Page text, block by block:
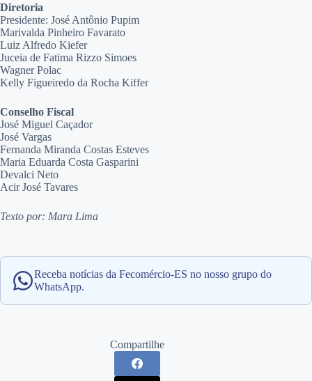
Diretoria
Presidente: José Antônio Pupim
Marivalda Pinheiro Favarato
Luiz Alfredo Kiefer
Juceia de Fatima Rizzo Simoes
Wagner Polac
Kelly Figueiredo da Rocha Kiffer
Conselho Fiscal
José Miguel Caçador
José Vargas
Fernanda Miranda Costas Esteves
Maria Eduarda Costa Gasparini
Devalci Neto
Acir José Tavares
Texto por: Mara Lima
Receba notícias da Fecomércio-ES no nosso grupo do
WhatsApp.
Compartilhe